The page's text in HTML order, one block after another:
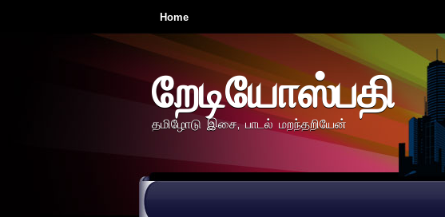
Home
றேடியோஸ்பதி
தமிழோடு இசை, பாடல் மறந்தறியேன்